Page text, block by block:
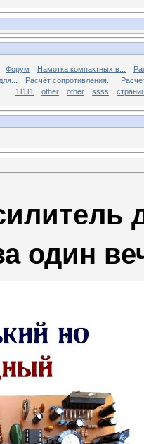
Форум Намотка компактных в...
Расчёт сопротивления...
11111
other other ssss
один